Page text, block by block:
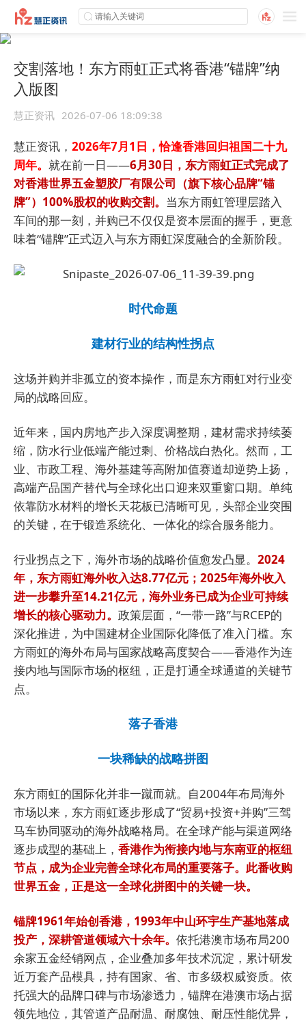
交割落地！东方雨虹正式将香港“锚牌”纳
入版图
慧正资讯 2026-07-06 18:09:38
慧正资讯， 2026年7月1日，恰逢香港回归祖国二十九
周年。 就在前一日——6月30日，东方雨虹正式完成了
对香港世界五金塑胶厂有限公司（旗下核心品牌“锚
牌”）100%股权的收购交割。 当东方雨虹管理层踏入
车间的那一刻，并购已不仅仅是资本层面的握手，更意
味着“锚牌”正式迈入与东方雨虹深度融合的全新阶段。
时代命题
建材行业的结构性拐点
这场并购并非孤立的资本操作，而是东方雨虹对行业变
局的战略回应。
近年来，国内房地产步入深度调整期，建材需求持续萎
缩，防水行业低端产能过剩、价格战白热化。然而，工
业、市政工程、海外基建等高附加值赛道却逆势上扬，
高端产品国产替代与全球化出口迎来双重窗口期。单纯
依靠防水材料的增长天花板已清晰可见，头部企业突围
的关键，在于锻造系统化、一体化的综合服务能力。
行业拐点之下，海外市场的战略价值愈发凸显。 2024
年，东方雨虹海外收入达8.77亿元；2025年海外收入
进一步攀升至14.21亿元，海外业务已成为企业可持续
增长的核心驱动力。 政策层面，“一带一路”与RCEP的
深化推进，为中国建材企业国际化降低了准入门槛。东
方雨虹的海外布局与国家战略高度契合——香港作为连
接内地与国际市场的枢纽，正是打通全球通道的关键节
点。
落子香港
一块稀缺的战略拼图
东方雨虹的国际化并非一蹴而就。自2004年布局海外
市场以来，东方雨虹逐步形成了“贸易+投资+并购”三驾
马车协同驱动的海外战略格局。在全球产能与渠道网络
逐步成型的基础上， 香港作为衔接内地与东南亚的枢纽
节点，成为企业完善全球化布局的重要落子。此番收购
世界五金，正是这一全球化拼图中的关键一块。
锚牌1961年始创香港，1993年中山环宇生产基地落成
投产，深耕管道领域六十余年。 依托港澳市场布局200
余家五金经销网点，企业叠加多年技术沉淀，累计研发
近万套产品模具，持有国家、省、市多级权威资质。依
托强大的品牌口碑与市场渗透力，锚牌在港澳市场占据
领先地位，其管道产品耐温、耐腐蚀、耐压性能优异，